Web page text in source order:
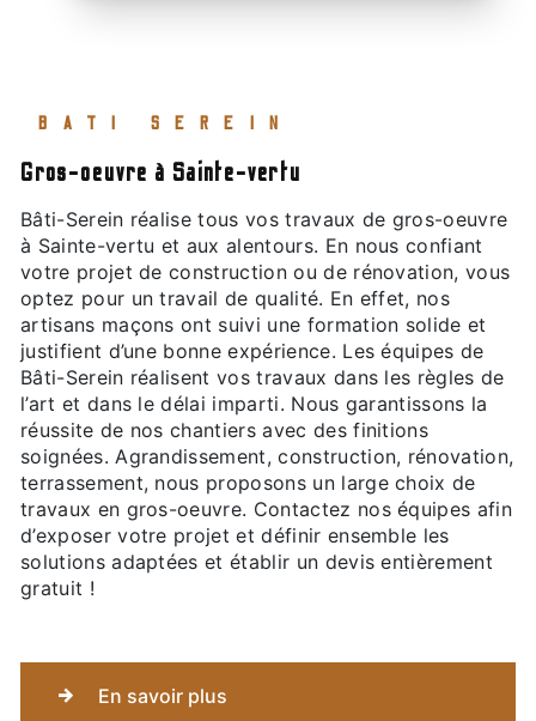
BATI SEREIN
gros-oeuvre à Sainte-vertu
Bâti-Serein réalise tous vos travaux de gros-oeuvre
à Sainte-vertu et aux alentours. En nous confiant
votre projet de construction ou de rénovation, vous
optez pour un travail de qualité. En effet, nos
artisans maçons ont suivi une formation solide et
justifient d’une bonne expérience. Les équipes de
Bâti-Serein réalisent vos travaux dans les règles de
l’art et dans le délai imparti. Nous garantissons la
réussite de nos chantiers avec des finitions
soignées. Agrandissement, construction, rénovation,
terrassement, nous proposons un large choix de
travaux en gros-oeuvre. Contactez nos équipes afin
d’exposer votre projet et définir ensemble les
solutions adaptées et établir un devis entièrement
gratuit !
En savoir plus